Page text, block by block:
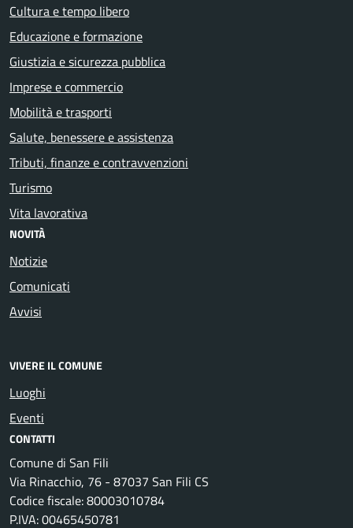
Cultura e tempo libero
Educazione e formazione
Giustizia e sicurezza pubblica
Imprese e commercio
Mobilità e trasporti
Salute, benessere e assistenza
Tributi, finanze e contravvenzioni
Turismo
Vita lavorativa
NOVITÀ
Notizie
Comunicati
Avvisi
VIVERE IL COMUNE
Luoghi
Eventi
CONTATTI
Comune di San Fili
Via Rinacchio, 76 - 87037 San Fili CS
Codice fiscale: 80003010784
P.IVA: 00465450781